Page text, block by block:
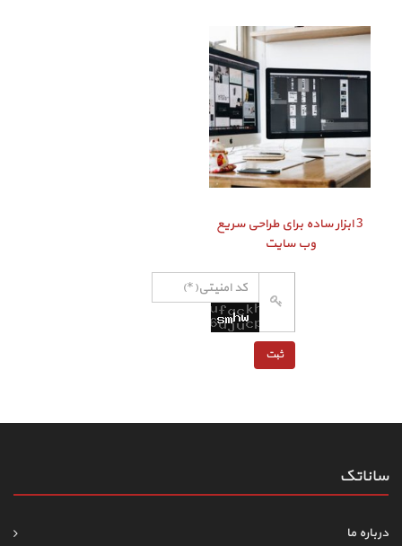
3 ابزار ساده برای طراحی سریع
وب سایت
ساناتک
درباره ما